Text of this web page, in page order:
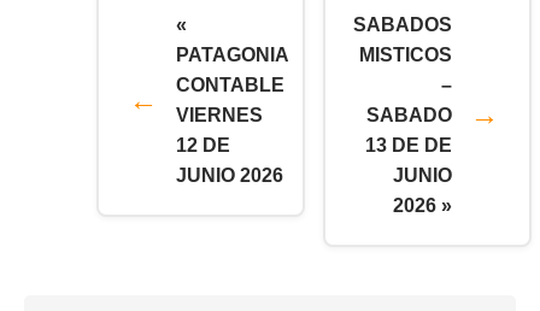
«
PATAGONIA
CONTABLE
VIERNES
12 DE
JUNIO 2026
SABADOS
MISTICOS
–
SABADO
13 DE DE
JUNIO
2026 »